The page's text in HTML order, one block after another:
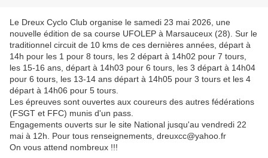
Le Dreux Cyclo Club organise le samedi 23 mai 2026, une
nouvelle édition de sa course UFOLEP à Marsauceux (28). Sur le
traditionnel circuit de 10 kms de ces dernières années, départ à
14h pour les 1 pour 8 tours, les 2 départ à 14h02 pour 7 tours,
les 15-16 ans, départ à 14h03 pour 6 tours, les 3 départ à 14h04
pour 6 tours, les 13-14 ans départ à 14h05 pour 3 tours et les 4
départ à 14h06 pour 5 tours.
Les épreuves sont ouvertes aux coureurs des autres fédérations
(FSGT et FFC) munis d'un pass.
Engagements ouverts sur le site National jusqu'au vendredi 22
mai à 12h. Pour tous renseignements, dreuxcc@yahoo.fr
On vous attend nombreux !!!